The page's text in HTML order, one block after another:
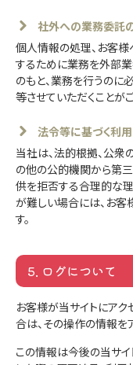
社外への業務委託
個人情報の処理、お客
するために業務を外部
のもと、業務を行うのに
等させていただくことが
法令等に基づく利用
当社は、法的根拠、公衆
の他の公的機関から第
供を拒否する合理的な理
が難しい場合には、お客
す。
5. ログについて
お客様が当サイトにア
合は、その操作の情報を
この情報は今後の当サ